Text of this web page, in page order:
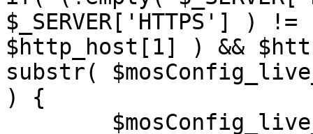
$_SERVER['HTTPS']
$http_host[1] ) &&
substr(
) {